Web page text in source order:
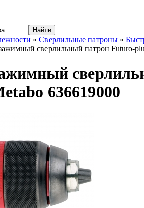
» Сверлильные патроны »
сверлильный патрон Futuro-
636619000